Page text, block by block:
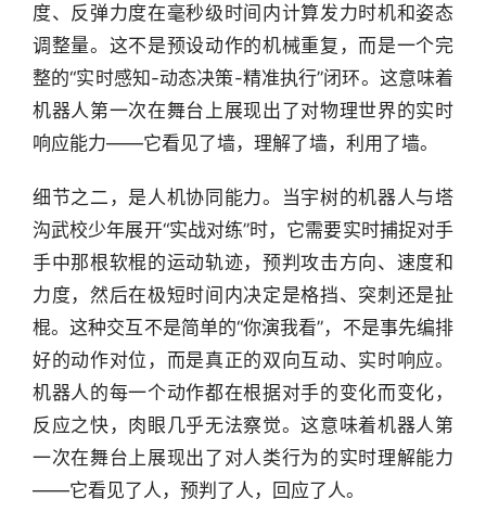
深
度
产
经
数
研
选
报
告
创
投
之
窗
度、反弹力度在毫秒级时间内计算发力时机和姿态
调整量。这不是预设动作的机械重复，而是一个完
整的“实时感知-动态决策-精准执行”闭环。这意味着
机器人第一次在舞台上展现出了对物理世界的实时
响应能力——它看见了墙，理解了墙，利用了墙。
细节之二，是人机协同能力。当宇树的机器人与塔
沟武校少年展开“实战对练”时，它需要实时捕捉对手
手中那根软棍的运动轨迹，预判攻击方向、速度和
力度，然后在极短时间内决定是格挡、突刺还是扯
棍。这种交互不是简单的“你演我看”，不是事先编排
好的动作对位，而是真正的双向互动、实时响应。
机器人的每一个动作都在根据对手的变化而变化，
反应之快，肉眼几乎无法察觉。这意味着机器人第
一次在舞台上展现出了对人类行为的实时理解能力
——它看见了人，预判了人，回应了人。